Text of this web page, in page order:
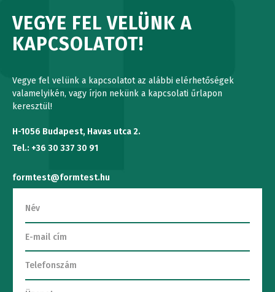
VEGYE FEL VELÜNK A
KAPCSOLATOT!
Vegye fel velünk a kapcsolatot az alábbi elérhetőségek
valamelyikén, vagy írjon nekünk a kapcsolati űrlapon
keresztül!
H-1056 Budapest, Havas utca 2.
Tel.: +36 30 337 30 91
formtest@formtest.hu